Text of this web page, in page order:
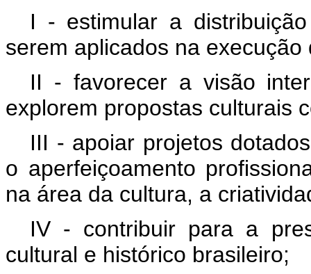
I - estimular a
serem aplicados na
II - favorecer a visão
explorem propostas culturais
III - apoiar projetos
o aperfeiçoamento
na área da cultura, a
IV - contribuir para a
cultural e histórico brasileiro;